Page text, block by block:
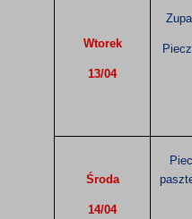
Wtorek
13/04
Środa
14/04